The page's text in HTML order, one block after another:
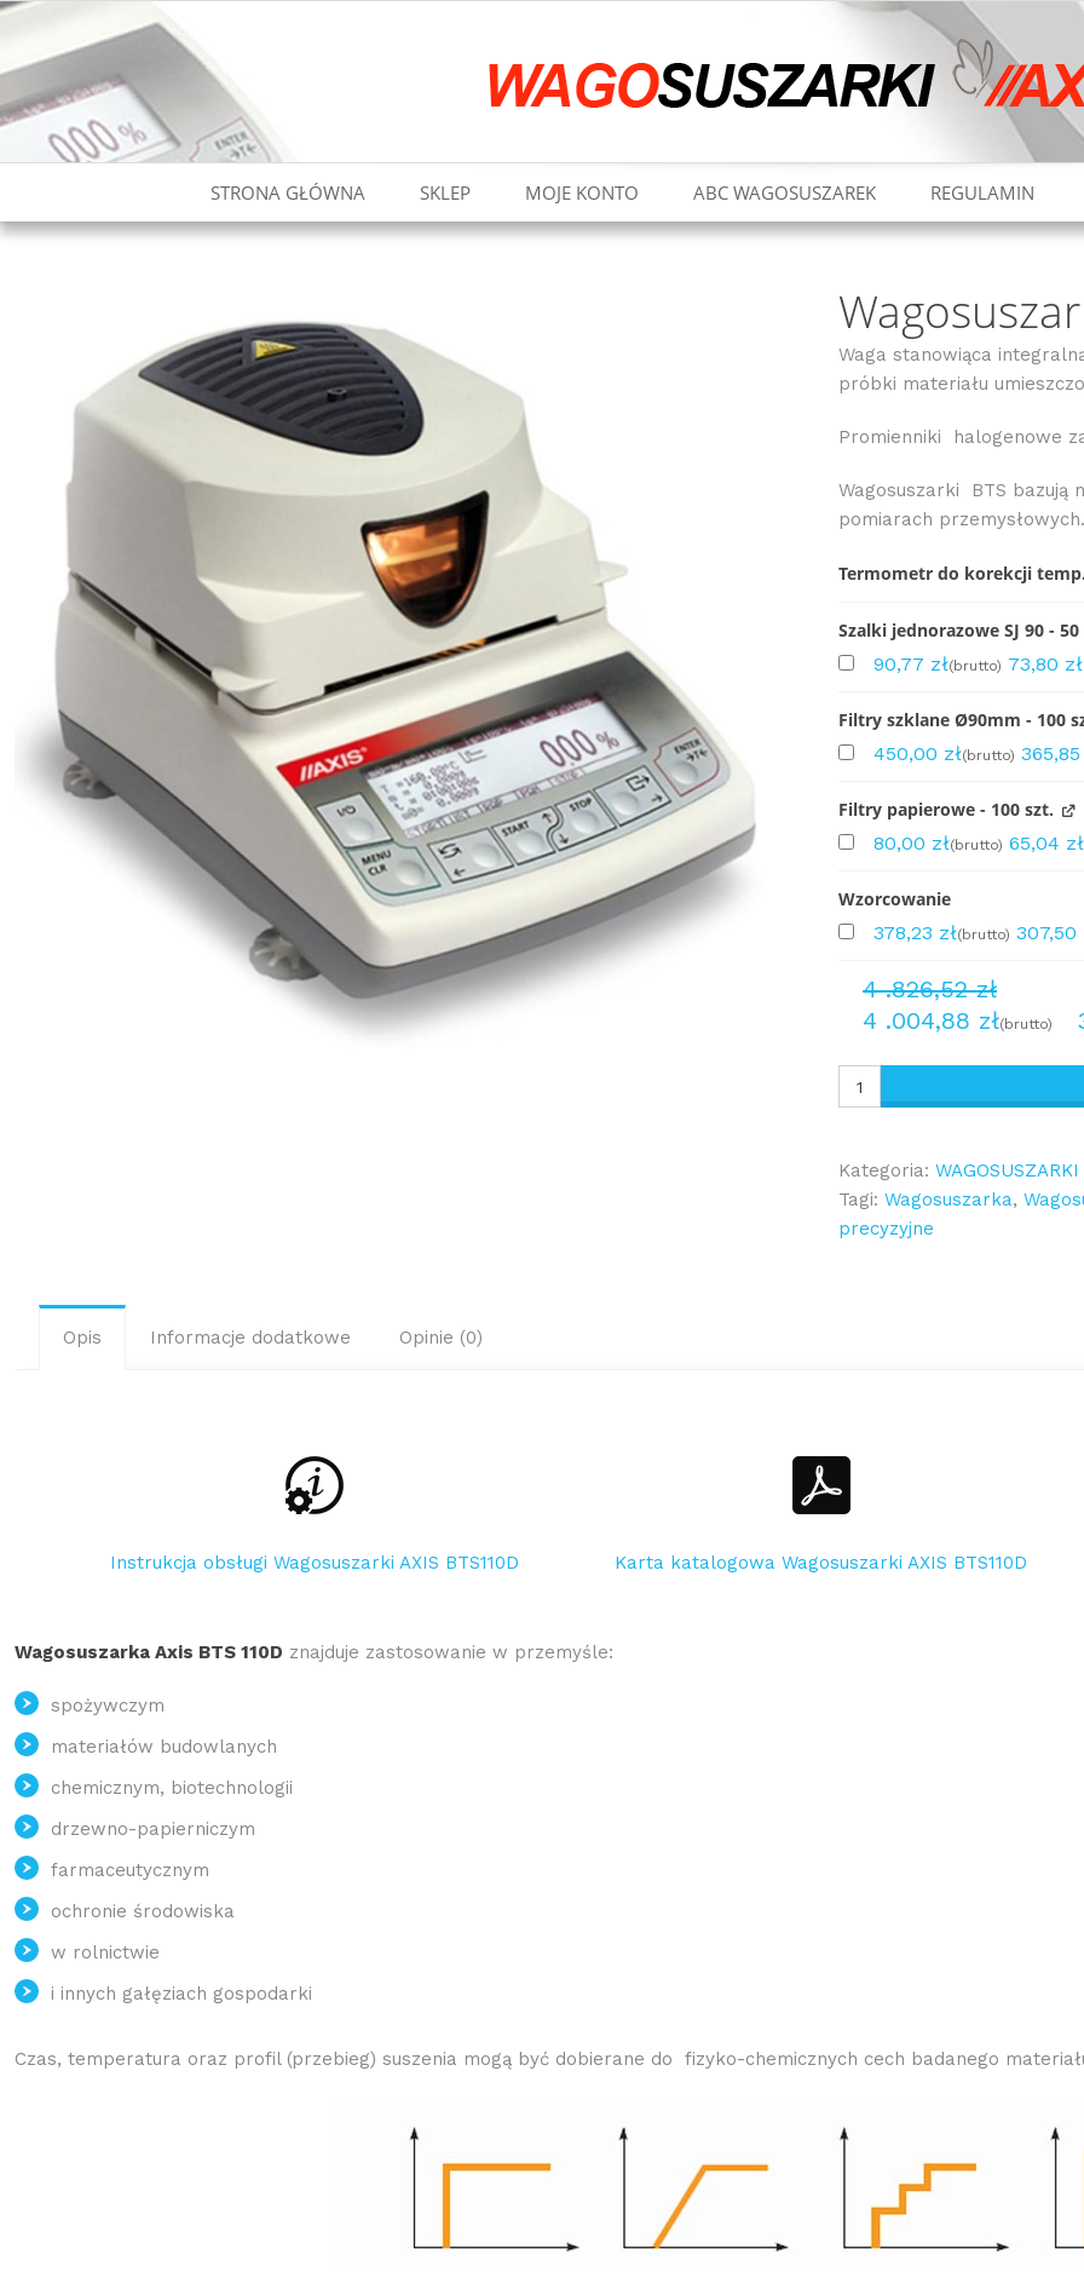
STRONA GŁÓWNA SKLEP MOJE KONTO ABC WAGOSUSZAREK REGULAMIN
Waga stanowiąca
próbki materiału
Promienniki halogenowe
Wagosuszarki BTS bazują
pomiarach
Termometr do korekcji
Szalki jednorazowe SJ 90 -
90,77 zł(brutto) 73,80 zł
Filtry szklane Ø90mm - 100
450,00 zł(brutto)
Filtry papierowe - 100 szt.
80,00 zł(brutto) 65,04 zł
Wzorcowanie
378,23 zł(brutto) 307,50
4 .826,52zł
4 .004,88 zł(brutto)
ilość
Wagosuszarka
BTS110D
Kategoria:
Tagi:Wagosuszarka,
precyzyjne
Opis Informacje dodatkowe Opinie (0)
Instrukcja obsługi Wagosuszarki AXIS BTS110D Karta katalogowa Wagosuszarki AXIS BTS110D
Wagosuszarka Axis BTS 110D znajduje zastosowanie w przemyśle:
spożywczym
materiałów budowlanych
chemicznym, biotechnologii
drzewno-papierniczym
farmaceutycznym
ochronie środowiska
w rolnictwie
i innych gałęziach gospodarki
Czas, temperatura oraz profil (przebieg) suszenia mogą być dobierane do fizyko-chemicznych cech badanego